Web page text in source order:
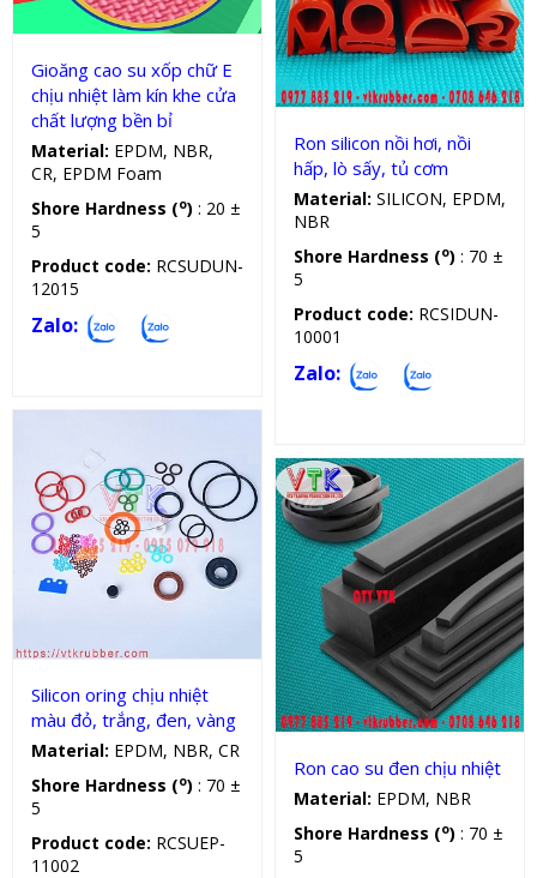
Gioăng cao su xốp chữ E
chịu nhiệt làm kín khe cửa
chất lượng bền bỉ
Material: EPDM, NBR,
CR, EPDM Foam
Shore Hardness (o) : 20 ±
5
Product code: RCSUDUN-
12015
Zalo:
Gioăng silicon
Ron silicon nồi hơi, nồi
hấp, lò sấy, tủ cơm
Material: SILICON, EPDM,
NBR
Shore Hardness (o) : 70 ±
5
Product code: RCSIDUN-
10001
Zalo:
Oring silicon
Silicon oring chịu nhiệt
màu đỏ, trắng, đen, vàng
Material: EPDM, NBR, CR
Shore Hardness (o) : 70 ±
5
Product code: RCSUEP-
11002
Sản phẩm kỹ thuật
Ron cao su đen chịu nhiệt
Material: EPDM, NBR
Shore Hardness (o) : 70 ±
5